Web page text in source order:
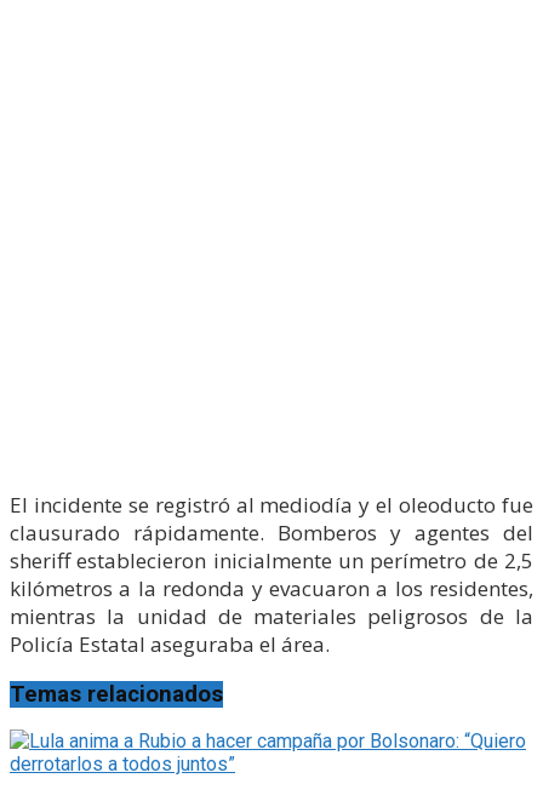
El incidente se registró al mediodía y el oleoducto fue
clausurado rápidamente. Bomberos y agentes del
sheriff establecieron inicialmente un perímetro de 2,5
kilómetros a la redonda y evacuaron a los residentes,
mientras la unidad de materiales peligrosos de la
Policía Estatal aseguraba el área.
Temas relacionados